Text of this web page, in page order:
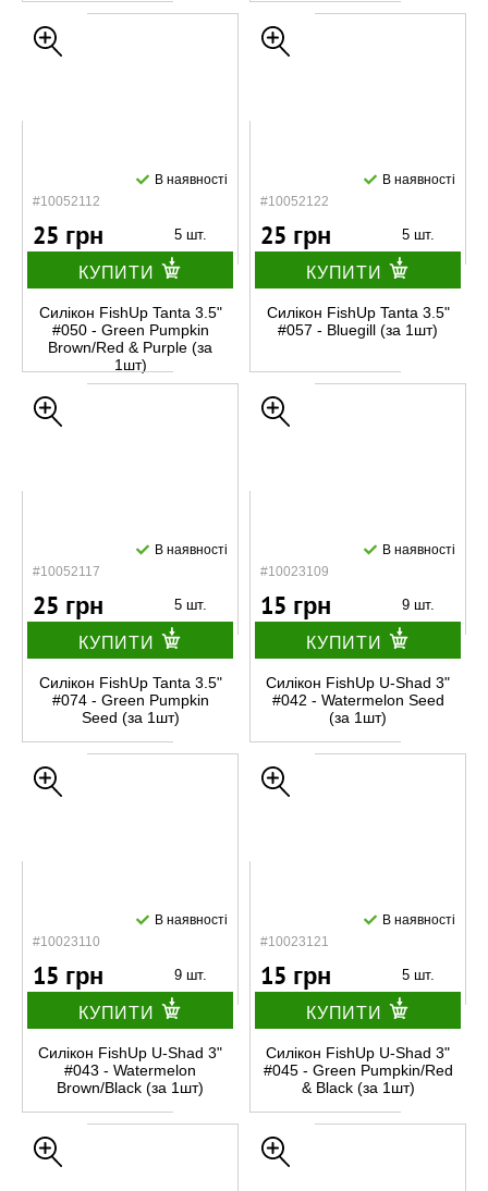
#10052112
В наявності
25 грн 5 шт.
КУПИТИ
Силікон FishUp Tanta 3.5"
#050 - Green Pumpkin
Brown/Red & Purple (за
1шт)
#10052122
В наявності
25 грн 5 шт.
КУПИТИ
Силікон FishUp Tanta 3.5"
#057 - Bluegill (за 1шт)
#10052117
В наявності
25 грн 5 шт.
КУПИТИ
Силікон FishUp Tanta 3.5"
#074 - Green Pumpkin
Seed (за 1шт)
#10023109
В наявності
15 грн 9 шт.
КУПИТИ
Силікон FishUp U-Shad 3"
#042 - Watermelon Seed
(за 1шт)
#10023110
В наявності
15 грн 9 шт.
КУПИТИ
Силікон FishUp U-Shad 3"
#043 - Watermelon
Brown/Black (за 1шт)
#10023121
В наявності
15 грн 5 шт.
КУПИТИ
Силікон FishUp U-Shad 3"
#045 - Green Pumpkin/Red
& Black (за 1шт)